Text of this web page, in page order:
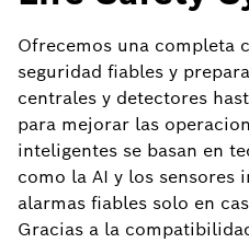
Ofrecemos una completa
seguridad fiables y
centrales y detectores
para mejorar las
inteligentes se basan en
como la AI y los sensores
alarmas fiables solo en
Gracias a la